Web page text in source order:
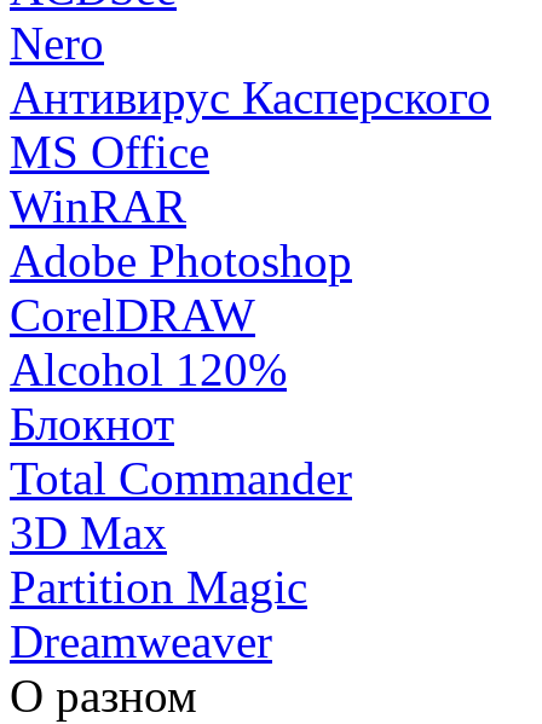
Nero
Антивирус Касперского
MS Office
WinRAR
Adobe Photoshop
CorelDRAW
Alcohol 120%
Блокнот
Total Commander
3D Max
Partition Magic
Dreamweaver
О разном